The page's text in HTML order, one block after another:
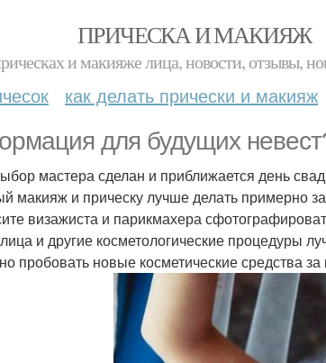
ПРИЧЕСКА И МАКИЯЖ
и макияже лица, новости, отзывы,
как делать прически и макияж
для будущих
мастера сделан и приближается день
макияж и прическу лучше делать примерно
визажиста и парикмахера
и другие косметологические процедуры
пробовать новые косметические средства